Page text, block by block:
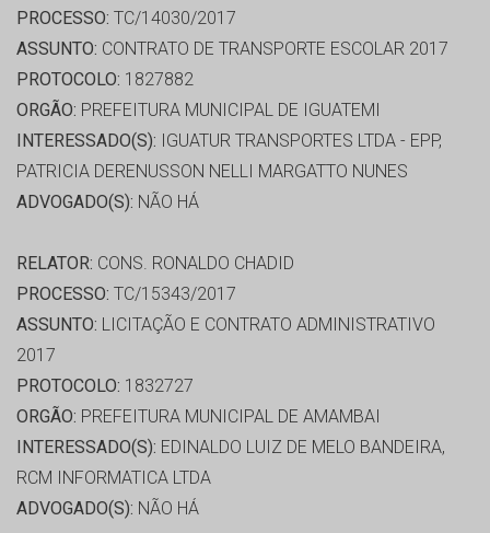
PROCESSO: TC/14030/2017
ASSUNTO: CONTRATO DE TRANSPORTE ESCOLAR 2017
PROTOCOLO: 1827882
ORGÃO: PREFEITURA MUNICIPAL DE IGUATEMI
INTERESSADO(S): IGUATUR TRANSPORTES LTDA - EPP,
PATRICIA DERENUSSON NELLI MARGATTO NUNES
ADVOGADO(S): NÃO HÁ
RELATOR: CONS. RONALDO CHADID
PROCESSO: TC/15343/2017
ASSUNTO: LICITAÇÃO E CONTRATO ADMINISTRATIVO
2017
PROTOCOLO: 1832727
ORGÃO: PREFEITURA MUNICIPAL DE AMAMBAI
INTERESSADO(S): EDINALDO LUIZ DE MELO BANDEIRA,
RCM INFORMATICA LTDA
ADVOGADO(S): NÃO HÁ